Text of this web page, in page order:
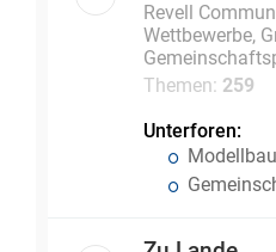
Revell
Wettbewerbe,
Themen: 259
Unterforen: